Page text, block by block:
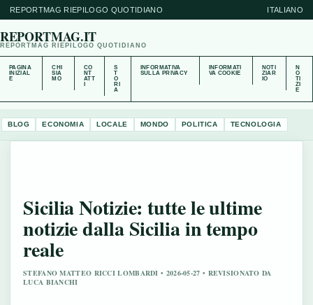
REPORTMAG RIEPILOGO QUOTIDIANO ITALIANO
REPORTMAG.IT
REPORTMAG RIEPILOGO QUOTIDIANO
PAGINA
INIZIAL
E
CHI
SIA
MO
CO
NT
ATT
S
T
O
RI
A
INFORMATIVA
SULLA PRIVACY
INFORMATI
VA COOKIE
NOTI
ZIAR
IO
N
O
TI
ZI
E
BLOG ECONOMIA LOCALE MONDO POLITICA TECNOLOGIA
Sicilia Notizie: tutte le ultime
notizie dalla Sicilia in tempo
reale
STEFANO MATTEO RICCI LOMBARDI • 2026-05-27 • REVISIONATO DA
LUCA BIANCHI